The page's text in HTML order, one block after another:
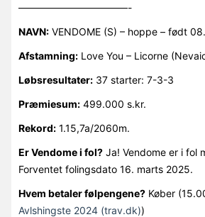
———————————-
NAVN:VENDOME (S) – hoppe – født
Afstamning:Love You – Licorne
Løbsresultater:37 starter: 7-3-3
Præmiesum:499.000 s.kr.
Rekord:1.15,7a/2060m.
Er Vendome i fol?Ja! Vendome er i fol
Forventet folingsdato 16. marts 2025.
Hvem betaler følpengene?Køber
Avlshingste 2024 (trav.dk))